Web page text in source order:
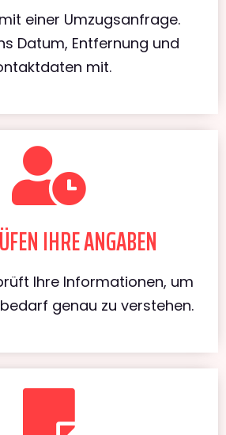
einer Umzugsanfrage.
Datum, Entfernung und
mit.
IHRE ANGABEN
Ihre Informationen, um
genau zu verstehen.